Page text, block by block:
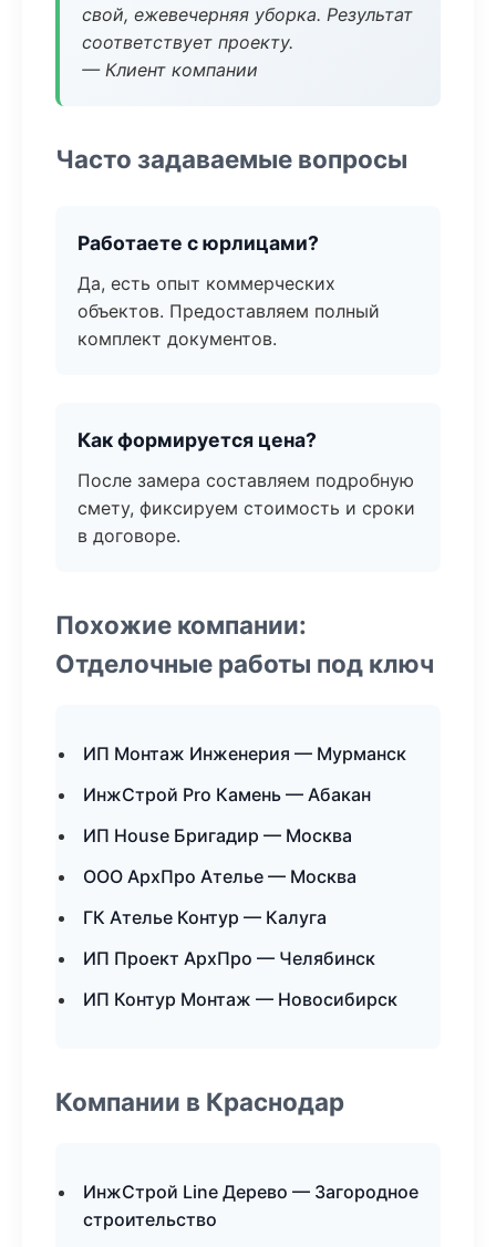
свой, ежевечерняя уборка. Результат
соответствует проекту.
— Клиент компании
Часто задаваемые вопросы
Работаете с юрлицами?
Да, есть опыт коммерческих
объектов. Предоставляем полный
комплект документов.
Как формируется цена?
После замера составляем подробную
смету, фиксируем стоимость и сроки
в договоре.
Похожие компании:
Отделочные работы под ключ
ИП Монтаж Инженерия — Мурманск
ИнжСтрой Pro Камень — Абакан
ИП House Бригадир — Москва
ООО АрхПро Ателье — Москва
ГК Ателье Контур — Калуга
ИП Проект АрхПро — Челябинск
ИП Контур Монтаж — Новосибирск
Компании в Краснодар
ИнжСтрой Line Дерево — Загородное
строительство